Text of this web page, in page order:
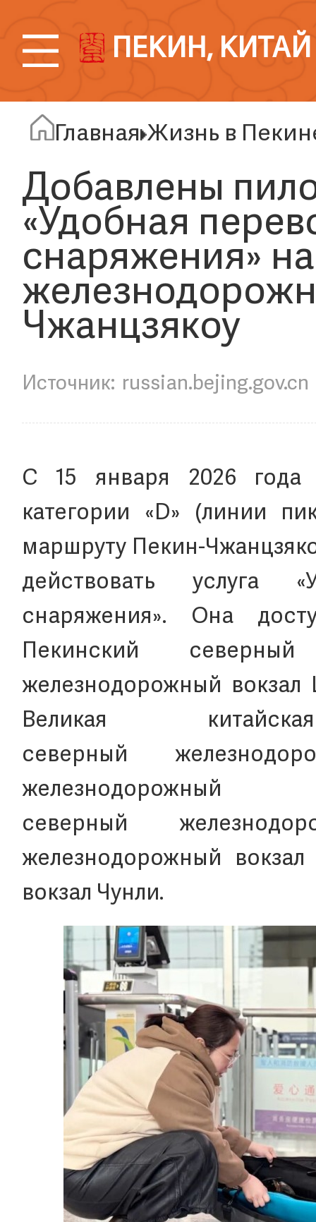
ПЕКИН, КИТАЙ
Главная Жизнь в
Добавлены
«Удобная
снаряжения»
Чжанцзякоу
russian.bejing.gov.cn
С 15 января 2026 года
категории «D» (линии
маршруту Пекин-
действовать услуга
снаряжения». Она
Пекинский
железнодорожный вокзал
Великая
северный
северный
железнодорожный
вокзал Чунли.